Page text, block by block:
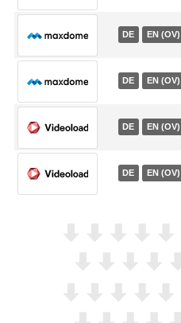
DE EN (OV)
DE EN (OV)
DE EN (OV)
DE EN (OV)